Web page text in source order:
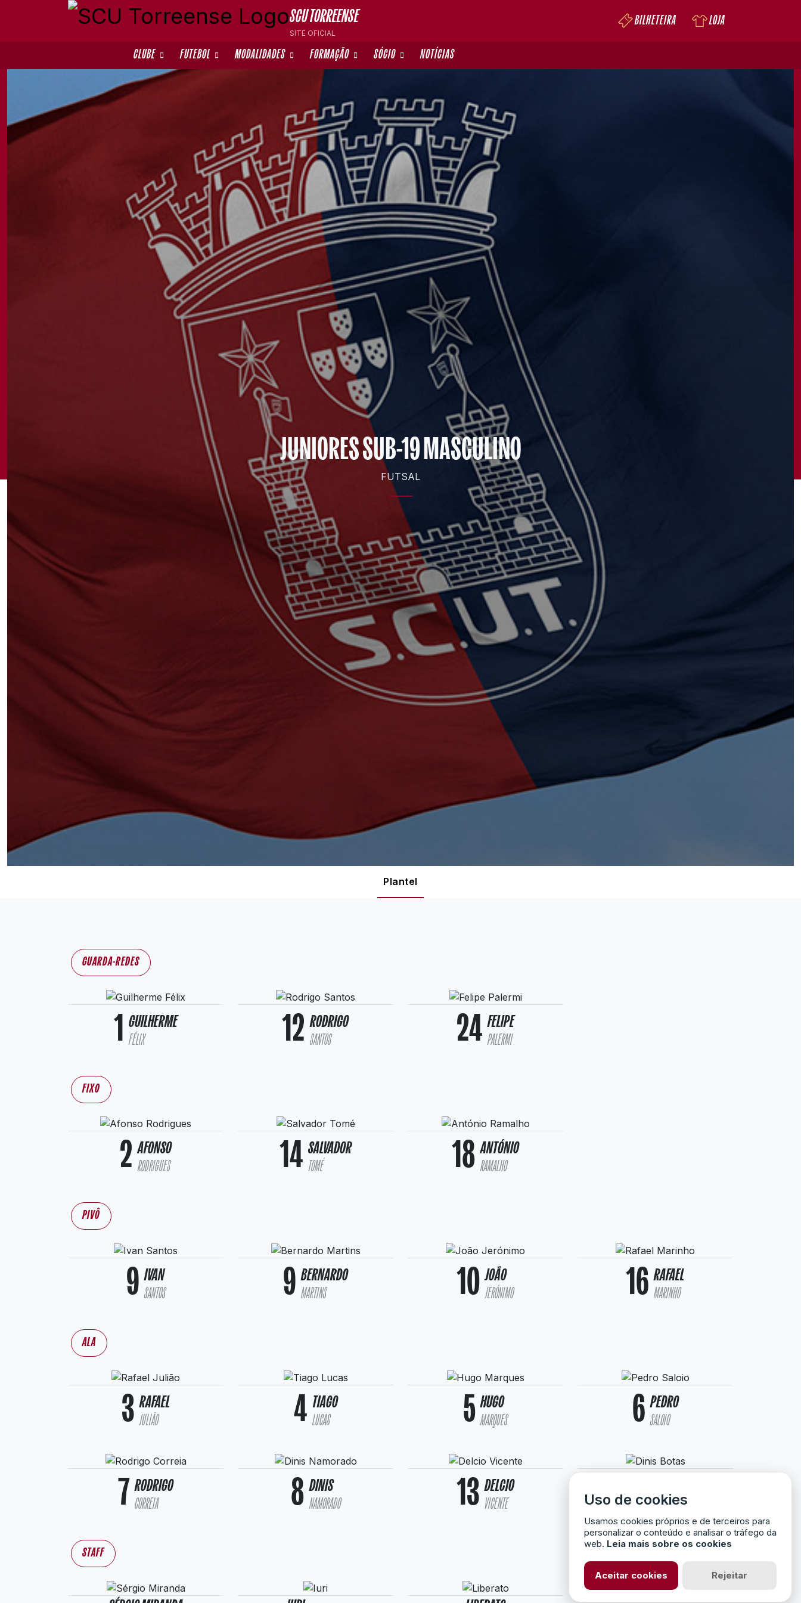
SCU TORREENSE
SITE OFICIAL
BILHETEIRA LOJA
CLUBE FUTEBOL MODALIDADES FORMAÇÃO SÓCIO NOTÍCIAS
JUNIORES SUB-19 MASCULINO
FUTSAL
Plantel
GUARDA-REDES
1 GUILHERME
FÉLIX 12 RODRIGO
SANTOS 24 FELIPE
PALERMI
FIXO
2 AFONSO
RODRIGUES 14 SALVADOR
TOMÉ 18 ANTÓNIO
RAMALHO
PIVÔ
9 IVAN
SANTOS 9 BERNARDO
MARTINS 10 JOÃO
JERÓNIMO 16 RAFAEL
MARINHO
ALA
3 RAFAEL
JULIÃO 4 TIAGO
LUCAS 5 HUGO
MARQUES 6 PEDRO
SALOIO
7 RODRIGO
CORREIA 8 DINIS
NAMORADO 13 DELCIO
VICENTE 17 BOTAS
STAFF
Uso de cookies
Usamos cookies próprios e de terceiros para
personalizar o conteúdo e analisar o tráfego da
web. Leia mais sobre os cookies
Aceitar cookies Rejeitar